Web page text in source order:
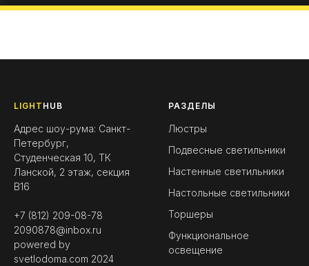
LIGHT HUB
Адрес шоу-рума: Санкт-
Петербург,
Студенческая 10, ТК
Ланской, 2 этаж, секция
B16
+7 (812) 209-08-78
2090878@inbox.ru
powered by
svetlodoma.com 2024
РАЗДЕЛЫ
Люстры
Подвесные светильники
Настенные светильники
Настольные светильники
Торшеры
Функциональное
освещение